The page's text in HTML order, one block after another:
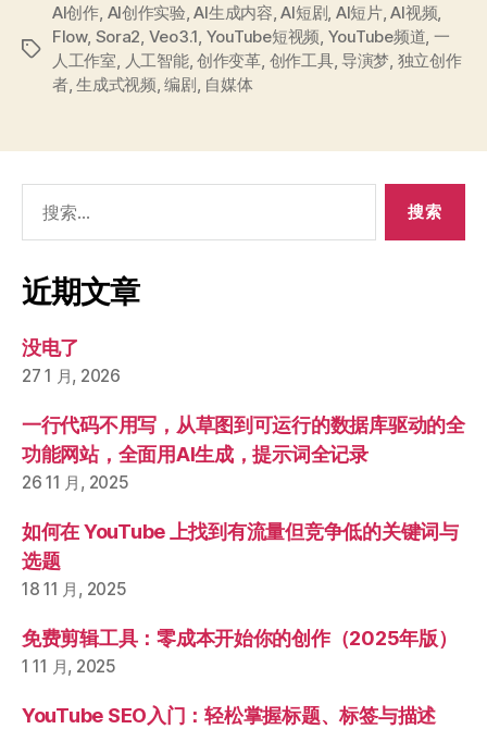
标
AI创作 AI创作实验 ,AI生成内容 ,AI短剧 AI短片,AI视频
Flow, Sora2 Veo3.1 YouTube短视频 YouTube频道 一
人工作室
人工智能, 创作变革 创作工具, 导演梦 独立创作
者,生成式视频 ,编剧 自媒体
索：
近期文章
没电了
27 1 月, 2026
一行代码不用写，从草图到可运行的数据库驱动的全
功能网站，全面用AI生成，提示词全记录
26 11 月, 2025
如何在 YouTube 上找到有流量但竞争低的关键词与
选题
18 11 月, 2025
免费剪辑工具：零成本开始你的创作（2025年版）
1 11 月, 2025
YouTube SEO入门：轻松掌握标题、标签与描述